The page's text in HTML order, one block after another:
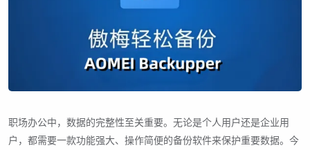
职场办公中，数据的完整性至关重要。无论是个人用户还是企业用
户，都需要一款功能强大、操作简便的备份软件来保护重要数据。今